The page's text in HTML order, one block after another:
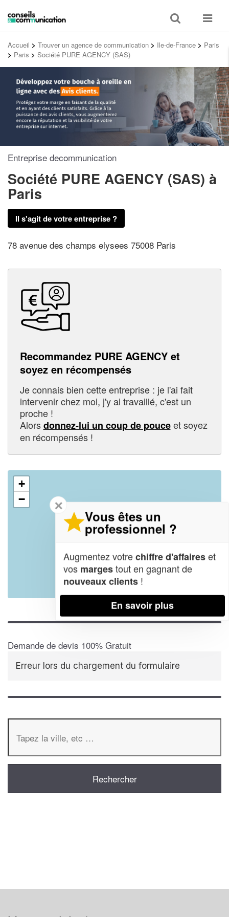
Toggle
search
Toggle
Accueil > Trouver un agence de communication > Ile-de-France > Paris
> Paris > Société PURE AGENCY (SAS)
Entreprise decommunication
Société PURE AGENCY (SAS) à
Paris
Il s'agit de votre entreprise ?
78 avenue des champs elysees 75008 Paris
Recommandez PURE AGENCY et
soyez en récompensés
Je connais bien cette entreprise : je l'ai fait
intervenir chez moi, j'y ai travaillé, c'est un
proche !
Alorsdonnez-lui un coup de pouceet soyez
en récompensés !
+
−
Leaflet| Map data ©OpenStreetMap contributors,CC-BY-SA
Demande de devis 100% Gratuit
Erreur lors du chargement du formulaire
✕
Vous êtes un
professionnel ?
Augmentez votrechiffre d'affaireset
vos margestout en gagnant de
nouveaux clients !
En savoir plus